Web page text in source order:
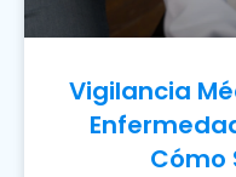
Vigilancia
Cómo